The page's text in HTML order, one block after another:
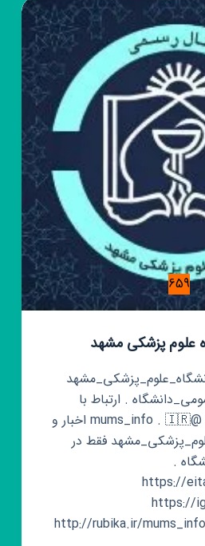
659
علوم پزشکی مشهد
. ارتباط با
ادمین: ۰۹۳۰۰۷۸۷۰۴۵ @mums_info . 🇮🇷 اخبار و
فقط در
.
https://
https://
http://rubika.ir/